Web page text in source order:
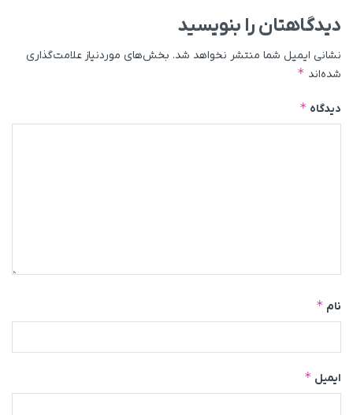
دیدگاهتان را بنویسید
نشانی ایمیل شما منتشر نخواهد شد. بخش‌های موردنیاز علامت‌گذاری
شده‌اند *
دیدگاه *
نام *
ایمیل *